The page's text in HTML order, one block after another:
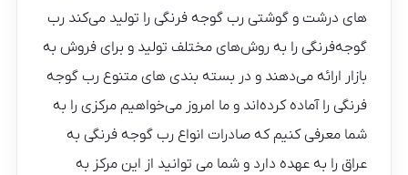
های درشت و گوشتی رب گوجه فرنگی را تولید می‌کند رب
گوجه‌فرنگی را به روش‌های مختلف تولید و برای فروش به
بازار ارائه می‌دهند و در بسته بندی های متنوع رب گوجه
فرنگی را آماده کرده‌اند و ما امروز می‌خواهیم مرکزی را به
شما معرفی کنیم که صادرات انواع رب گوجه فرنگی به
عراق را به عهده دارد و شما می توانید از این مرکز به